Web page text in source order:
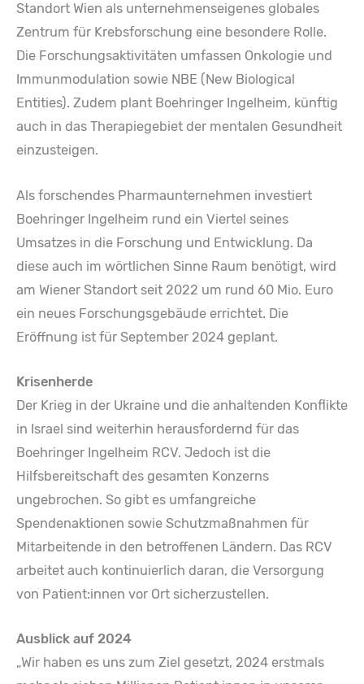
Standort Wien als unternehmenseigenes globales
Zentrum für Krebsforschung eine besondere Rolle.
Die Forschungsaktivitäten umfassen Onkologie und
Immunmodulation sowie NBE (New Biological
Entities). Zudem plant Boehringer Ingelheim, künftig
auch in das Therapiegebiet der mentalen Gesundheit
einzusteigen.
Als forschendes Pharmaunternehmen investiert
Boehringer Ingelheim rund ein Viertel seines
Umsatzes in die Forschung und Entwicklung. Da
diese auch im wörtlichen Sinne Raum benötigt, wird
am Wiener Standort seit 2022 um rund 60 Mio. Euro
ein neues Forschungsgebäude errichtet. Die
Eröffnung ist für September 2024 geplant.
Krisenherde
Der Krieg in der Ukraine und die anhaltenden Konflikte
in Israel sind weiterhin herausfordernd für das
Boehringer Ingelheim RCV. Jedoch ist die
Hilfsbereitschaft des gesamten Konzerns
ungebrochen. So gibt es umfangreiche
Spendenaktionen sowie Schutzmaßnahmen für
Mitarbeitende in den betroffenen Ländern. Das RCV
arbeitet auch kontinuierlich daran, die Versorgung
von Patient:innen vor Ort sicherzustellen.
Ausblick auf 2024
„Wir haben es uns zum Ziel gesetzt, 2024 erstmals